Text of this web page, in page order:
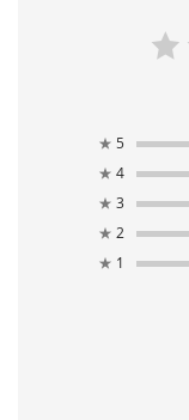
★ 5
★ 4
★ 3
★ 2
★ 1